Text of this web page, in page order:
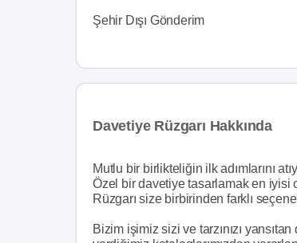
Şehir Dışı Gönderim
Davetiye Rüzgarı Hakkında
Mutlu bir birlikteliğin ilk adımlarını
Özel bir davetiye tasarlamak en iyisi
Rüzgarı size birbirinden farklı
Bizim işimiz sizi ve tarzınızı